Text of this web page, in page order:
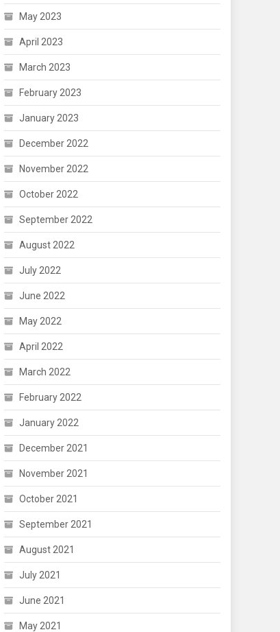
May 2023
April 2023
March 2023
February 2023
January 2023
December 2022
November 2022
October 2022
September 2022
August 2022
July 2022
June 2022
May 2022
April 2022
March 2022
February 2022
January 2022
December 2021
November 2021
October 2021
September 2021
August 2021
July 2021
June 2021
May 2021